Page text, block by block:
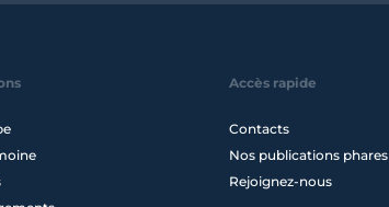
Accès rapide
Contacts
Nos publications phares
Rejoignez-nous